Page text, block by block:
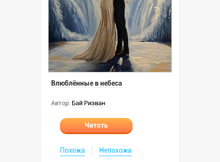
Влюблённые в небеса
Автор: Бай Ризван
Читать
Похожа Непохожа